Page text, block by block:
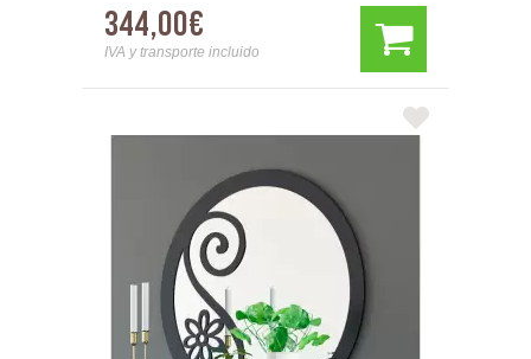
344,00€
IVA y transporte incluido